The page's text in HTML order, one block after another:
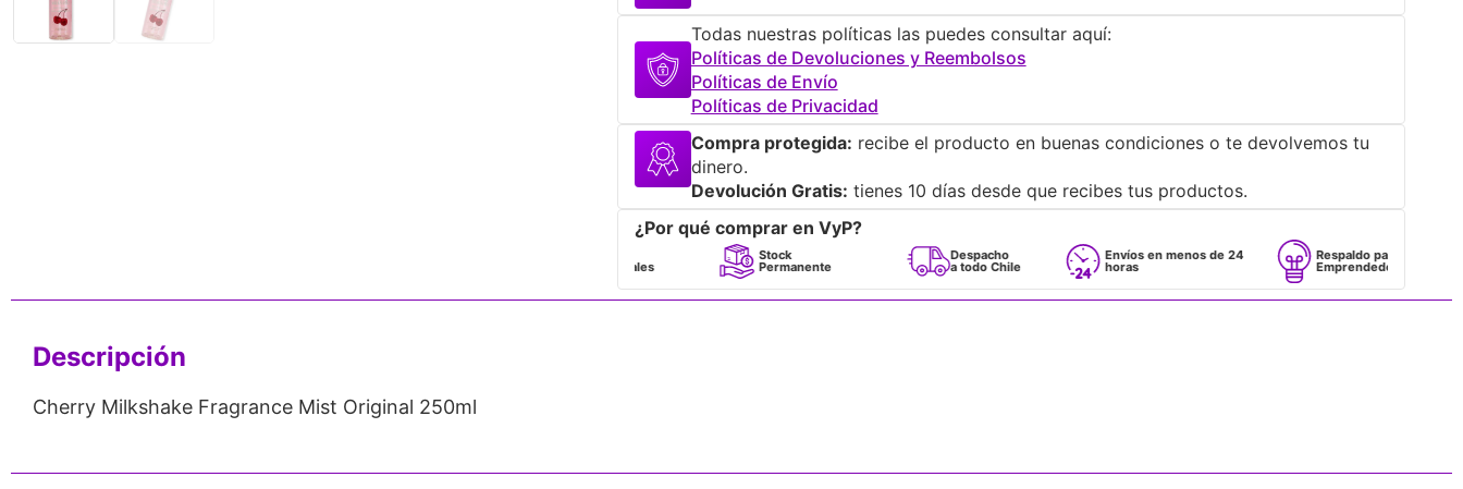
Todas nuestras políticas las puedes consultar aquí:
Políticas de Devoluciones y Reembolsos
Políticas de Envío
Políticas de Privacidad
Compra protegida: recibe el producto en buenas condiciones o te devolvemos tu
dinero.
Devolución Gratis: tienes 10 días desde que recibes tus productos.
¿Por qué comprar en VyP?
Stock
Permanente
Despacho
a todo Chile
Envíos en menos de 24
horas
Respaldo para
Emprendedores
Descripción
Cherry Milkshake Fragrance Mist Original 250ml